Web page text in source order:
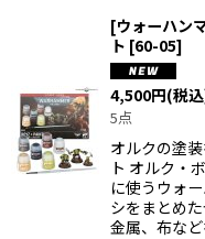
並び順:
[ウォーハン
ト [60-05]
4,500円(税
5点
オルクの塗
ト オルク・
に使うウォ
シをまとめ
金属、布な